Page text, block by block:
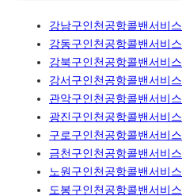
강남구인천공항콜밴서비스
강동구인천공항콜밴서비스
강북구인천공항콜밴서비스
강서구인천공항콜밴서비스
관악구인천공항콜밴서비스
광진구인천공항콜밴서비스
구로구인천공항콜밴서비스
금천구인천공항콜밴서비스
노원구인천공항콜밴서비스
도봉구인천공항콜밴서비스